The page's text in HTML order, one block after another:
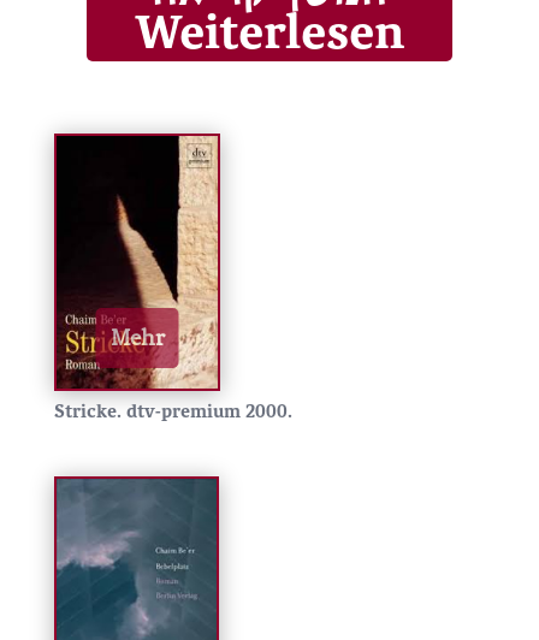
Weiterlesen
Stricke. dtv-premium 2000.